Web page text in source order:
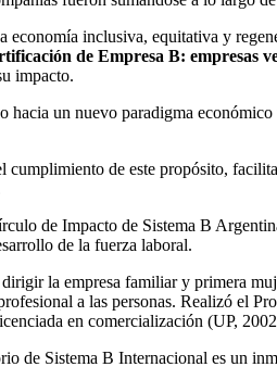
economía inclusiva, equitativa y
de Empresa B: empresas
impacto.
hacia un nuevo paradigma
de este propósito,
de Impacto de Sistema B
de la fuerza laboral.
la empresa familiar y primera
a las personas. Realizó el
en comercialización (UP,
de Sistema B Internacional es un